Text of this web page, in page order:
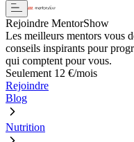
Rejoindre MentorShow
Les meilleurs mentors vous
conseils inspirants pour
qui comptent pour vous.
Seulement 12 €/mois
Rejoindre
Blog
Nutrition